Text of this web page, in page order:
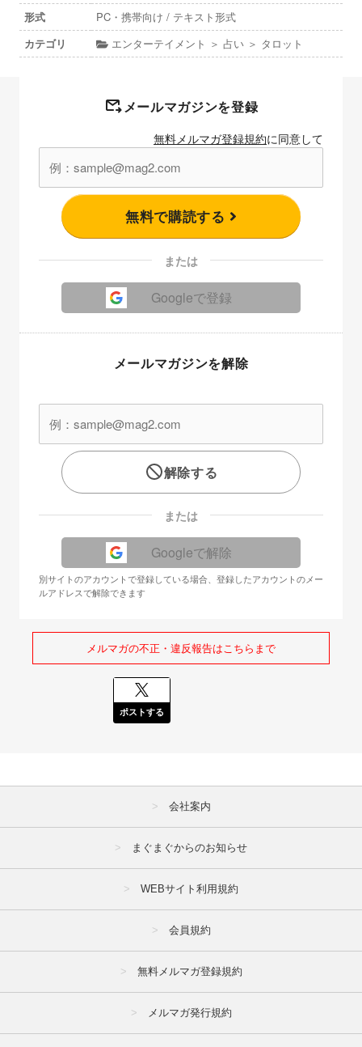
形式
PC・携帯向け / テキスト形式
カテゴリ
エンターテイメント ＞ 占い ＞ タロット
メールマガジンを登録
無料メルマガ登録規約に同意して
無料で購読する
または
Googleで登録
メールマガジンを解除
解除する
または
Googleで解除
別サイトのアカウントで登録している場合、登録したアカウントのメー
ルアドレスで解除できます
メルマガの不正・違反報告はこちらまで
ポストする
会社案内
まぐまぐからのお知らせ
WEBサイト利用規約
会員規約
無料メルマガ登録規約
メルマガ発行規約